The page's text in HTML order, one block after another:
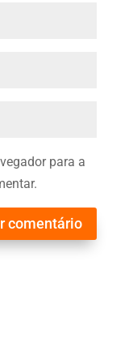
para a
comentário